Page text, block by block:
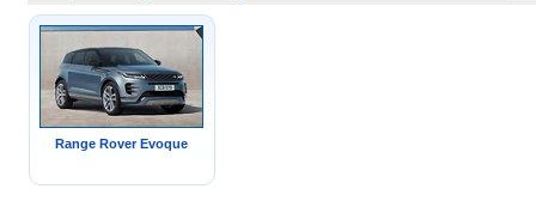
Range Rover Evoque